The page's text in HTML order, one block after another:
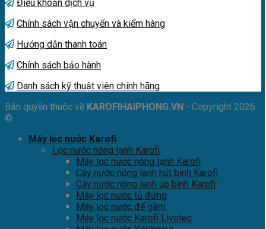
Điều khoản dịch vụ
Chính sách vận chuyển và kiểm hàng
Hướng dẫn thanh toán
Chính sách bảo hành
Danh sách kỹ thuật viên chính hãng
Bản quyền thuộc về KAROFIHAIPHONG.VN - Copyright 2026
©
Máy lọc nước Karofi
Lọc nước nóng lạnh Karofi
Máy lọc nước nóng lạnh Karofi
Cây nước nóng lạnh hút bình Karofi
Cây nước nóng lạnh úp bình Karofi
Máy lọc nước tủ đứng
Máy lọc nước để gầm
Máy lọc nước Karofi Livotec